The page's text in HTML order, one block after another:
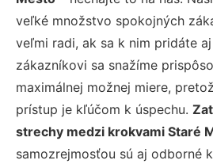
veľké množstvo spokojných
veľmi radi, ak sa k nim pridáte
zákazníkovi sa snažíme
maximálnej možnej miere,
prístup je kľúčom k úspechu.
strechy medzi krokvami Staré
samozrejmosťou sú aj odborné